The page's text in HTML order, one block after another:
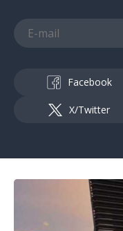
Facebook
X/Twitter